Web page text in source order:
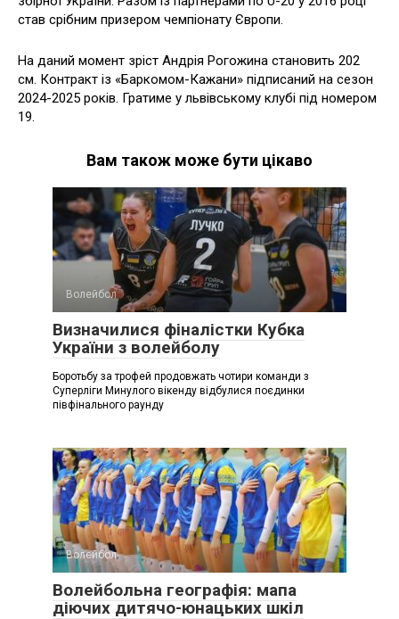
став срібним призером чемпіонату Європи.
На даний момент зріст Андрія Рогожина становить 202
см. Контракт із «Баркомом-Кажани» підписаний на сезон
2024-2025 років. Гратиме у львівському клубі під номером
19.
Вам також може бути цікаво
Волейбол
Визначилися фіналістки Кубка
України з волейболу
Боротьбу за трофей продовжать чотири команди з
Суперліги Минулого вікенду відбулися поєдинки
півфінального раунду
Волейбол
Волейбольна географія: мапа
діючих дитячо-юнацьких шкіл